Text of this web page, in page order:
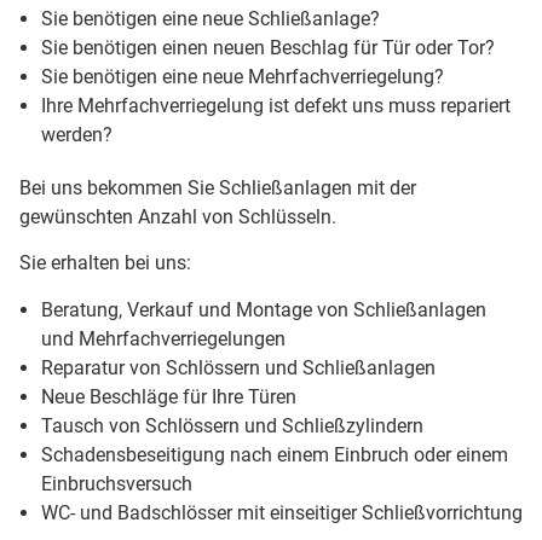
Sie benötigen eine neue Schließanlage?
Sie benötigen einen neuen Beschlag für Tür oder Tor?
Sie benötigen eine neue Mehrfachverriegelung?
Ihre Mehrfachverriegelung ist defekt uns muss repariert
werden?
Bei uns bekommen Sie Schließanlagen mit der
gewünschten Anzahl von Schlüsseln.
Sie erhalten bei uns:
Beratung, Verkauf und Montage von Schließanlagen
und Mehrfachverriegelungen
Reparatur von Schlössern und Schließanlagen
Neue Beschläge für Ihre Türen
Tausch von Schlössern und Schließzylindern
Schadensbeseitigung nach einem Einbruch oder einem
Einbruchsversuch
WC- und Badschlösser mit einseitiger Schließvorrichtung